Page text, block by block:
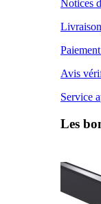
Notices
Livraison
Avis
Service
Les